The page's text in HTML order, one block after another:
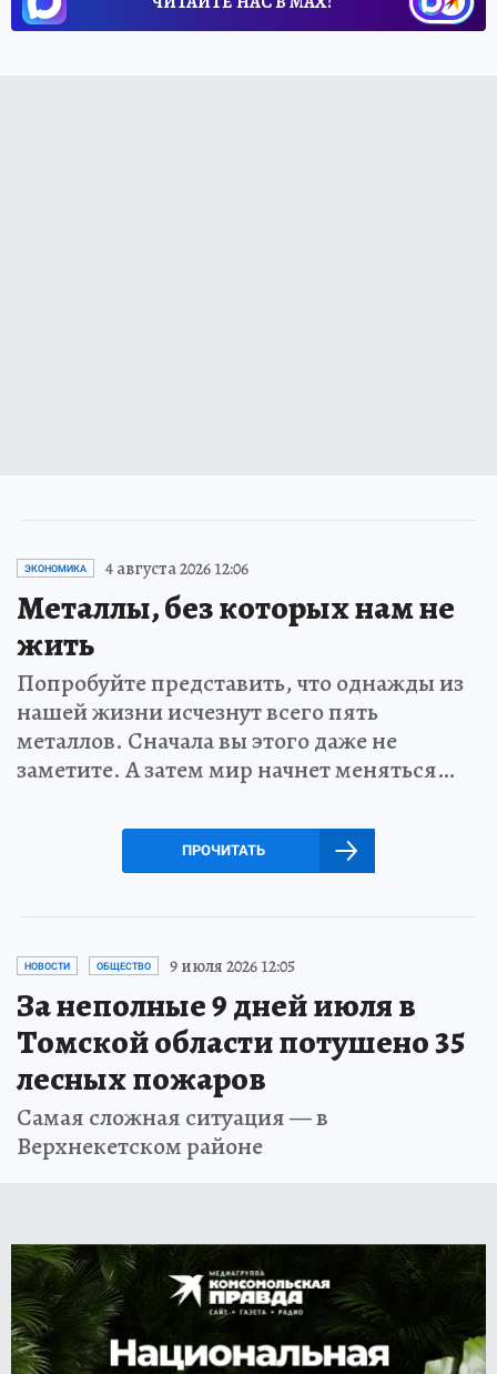
ЭКОНОМИКА 4 августа 2026 12:06
Металлы, без которых нам не
жить
Попробуйте представить, что однажды из
нашей жизни исчезнут всего пять
металлов. Сначала вы этого даже не
заметите. А затем мир начнет меняться…
ПРОЧИТАТЬ
НОВОСТИ ОБЩЕСТВО 9 июля 2026 12:05
За неполные 9 дней июля в
Томской области потушено 35
лесных пожаров
Самая сложная ситуация — в
Верхнекетском районе